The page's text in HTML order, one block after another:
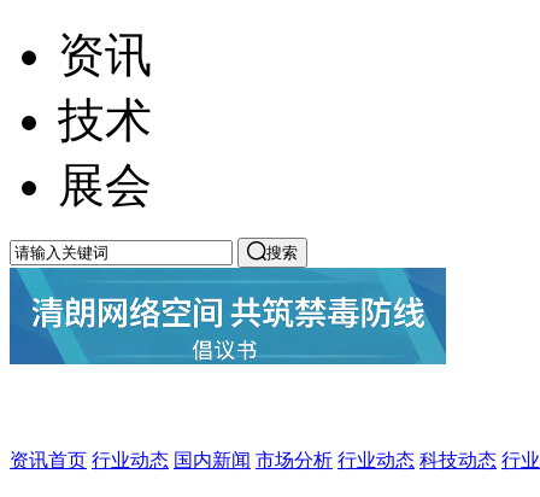
资讯
技术
展会
搜索
资讯首页 行业动态 国内新闻 市场分析 行业动态 科技动态 行